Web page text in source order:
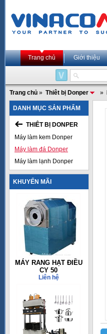
Trang chủ Giới thiệu
Trang chủ » Thiêt bị Donper »
DANH MỤC SẢN PHẨM
THIÊT BỊ DONPER
Máy làm kem Donper
Máy làm đá Donper
Máy làm lạnh Donper
KHUYẾN MÃI
MÁY RANG HẠT ĐIỀU
CY 50
Liên hệ